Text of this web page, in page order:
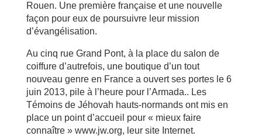
Rouen. Une première française et une nouvelle
façon pour eux de poursuivre leur mission
d’évangélisation.
Au cinq rue Grand Pont, à la place du salon de
coiffure d’autrefois, une boutique d’un tout
nouveau genre en France a ouvert ses portes le 6
juin 2013, pile à l’heure pour l’Armada.. Les
Témoins de Jéhovah hauts-normands ont mis en
place un point d’accueil pour « mieux faire
connaître » www.jw.org, leur site Internet.